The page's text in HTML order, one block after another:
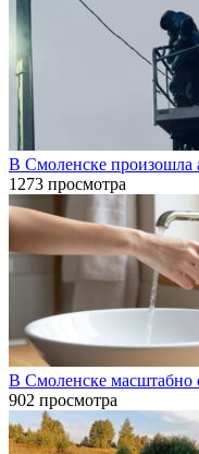
В Смоленске произошла
1273 просмотра
В Смоленске масштабно
902 просмотра